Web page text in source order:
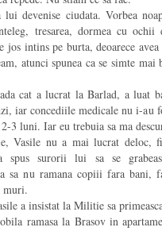
lui devenise ciudata. Vorbea
tresarea, dormea cu
jos intins pe burta, deoarece
atunci spunea ca se simte mai
cat a lucrat la Barlad, a luat
iar concediile medicale nu i-au
3 luni. Iar eu trebuia sa ma
Vasile nu a mai lucrat deloc,
spus surorii lui sa se
sa nu ramana copiii fara bani,
muri.
a insistat la Militie sa
ramasa la Brasov in